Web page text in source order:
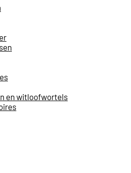
en witloofwortels